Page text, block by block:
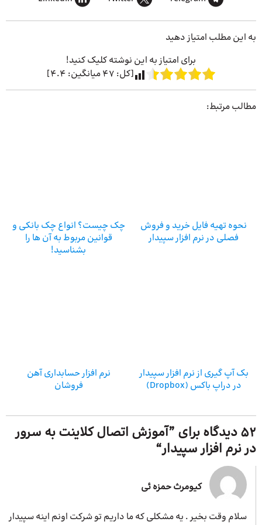
به این مطلب امتیاز دهید
برای امتیاز به این نوشته کلیک کنید!
[کل: 47میانگین: 4.4
]
مطالب مرتبط:
نحوه تهیه فایل خرید و فروش
فصلی در نرم افزار سپیدار
چک چیست؟ انواع چک بانکی و
قوانین مربوط به آن ها را
بشناسید!
بک آپ گیری از نرم افزار سپیدار
در دراپ باکس (Dropbox)
نرم افزار حسابداری آهن
فروشان
52 دیدگاه برای ”
آموزش اتصال کلاینت به سرور
در نرم افزار سپیدار“
کیومرث حمزه ئی
سلام وقت بخیر . یه مشکلی که ما داریم تو شرکت اونم اینه سپیدار